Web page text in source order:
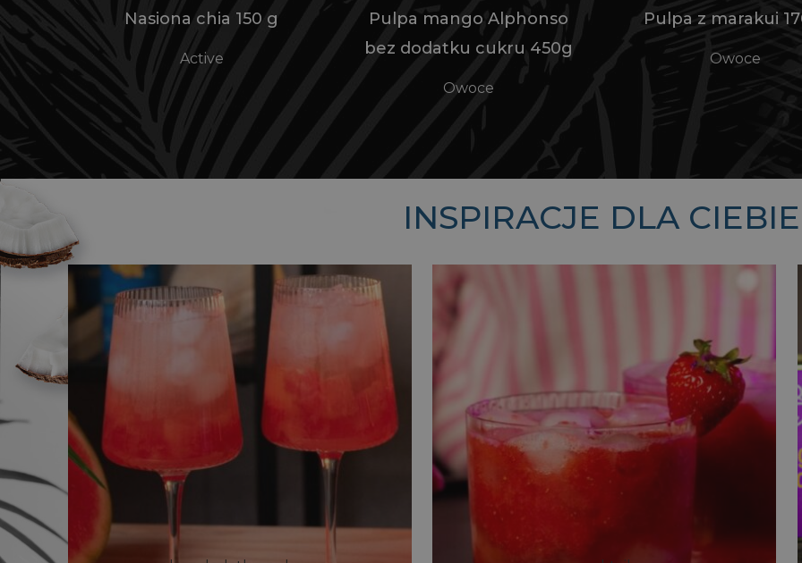
Nasiona chia 150 g
Active
Pulpa mango Alphonso
bez dodatku cukru 450g
Owoce
Pulpa z marakui
Owoce
INSPIRACJE DLA CIEBIE